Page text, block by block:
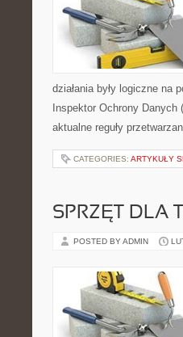
działania były logiczne na
Inspektor Ochrony
aktualne reguły
CATEGORIES: ARTYKUŁY
SPRZĘT DLA
POSTED BY ADMIN